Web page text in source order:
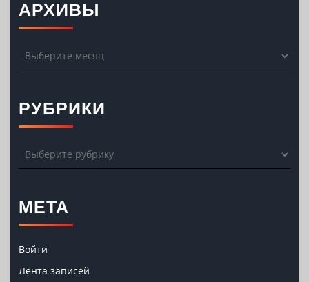
АРХИВЫ
РУБРИКИ
МЕТА
Войти
Лента записей